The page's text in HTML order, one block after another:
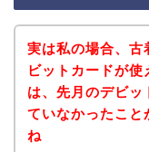
実は私の場合、古
ビットカードが
は、先月のデビッ
ていなかったこと
ね